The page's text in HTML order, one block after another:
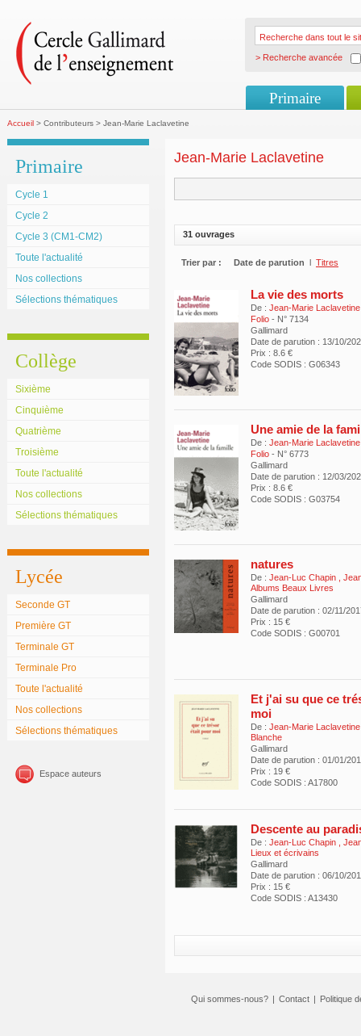
> Recherche avancée
Primaire
Accueil > Contributeurs > Jean-Marie Laclavetine
Primaire
Cycle 1
Cycle 2
Cycle 3 (CM1-CM2)
Toute l'actualité
Nos collections
Sélections thématiques
Collège
Sixième
Cinquième
Quatrième
Troisième
Toute l'actualité
Nos collections
Sélections thématiques
Lycée
Seconde GT
Première GT
Terminale GT
Terminale Pro
Toute l'actualité
Nos collections
Sélections thématiques
Espace auteurs
Jean-Marie Laclavetine
31 ouvrages
Trier par : Date de parution l Titres
La vie des morts
De : Jean-Marie Laclavetine
Folio - N° 7134
Gallimard
Date de parution : 13/10/
Prix : 8.6 €
Code SODIS : G06343
Une amie de la
De : Jean-Marie Laclavetine
Folio - N° 6773
Gallimard
Date de parution : 12/03/
Prix : 8.6 €
Code SODIS : G03754
natures
De : Jean-Luc Chapin
Albums Beaux Livres
Gallimard
Date de parution : 02/11/
Prix : 15 €
Code SODIS : G00701
Et j'ai su que ce
moi
De : Jean-Marie Laclavetine
Blanche
Gallimard
Date de parution : 01/01/
Prix : 19 €
Code SODIS : A17800
Descente au
De : Jean-Luc Chapin
Lieux et écrivains
Gallimard
Date de parution : 06/10/
Prix : 15 €
Code SODIS : A13430
Qui sommes-nous? | Contact | Politique